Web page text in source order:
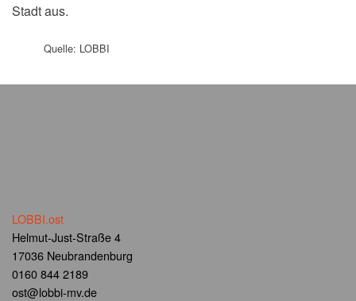
Stadt aus.
Quelle: LOBBI
LOBBI.ost
Helmut-Just-Straße 4
17036 Neubrandenburg
0160 844 2189
ost@lobbi-mv.de